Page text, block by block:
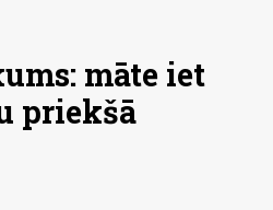
māte iet
priekšā